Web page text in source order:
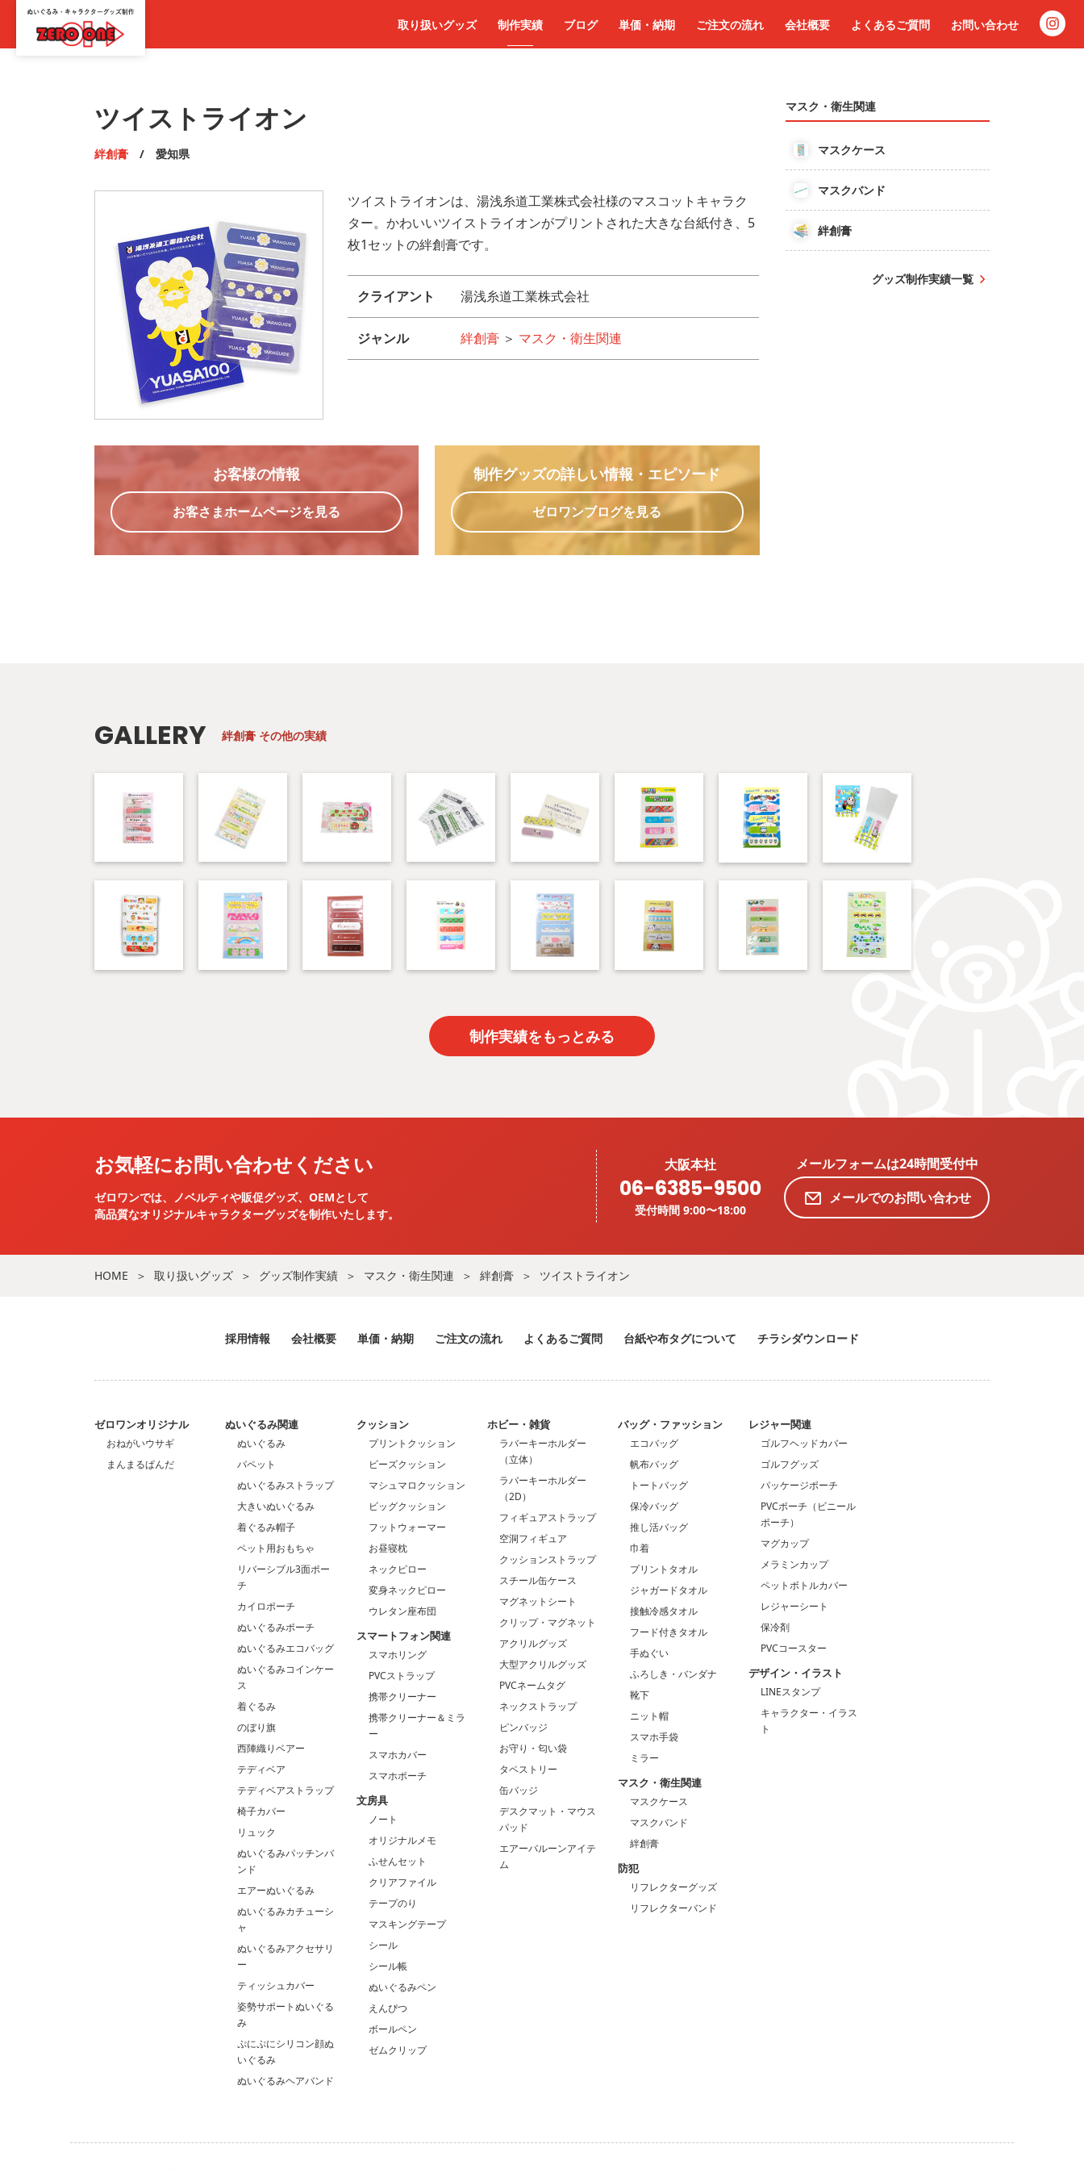
取り扱いグッズ 制作実績 ブログ 単価・納期 ご注文の流れ 会社概要 よくあるご質問 お問い合わせ
ツイストライオン
絆創膏 / 愛知県
ツイストライオンは、湯浅糸道工業株式会社様のマスコットキャラク
ター。かわいいツイストライオンがプリントされた大きな台紙付き、5
枚1セットの絆創膏です。
クライアント 湯浅糸道工業株式会社
ジャンル 絆創膏 ＞ マスク・衛生関連
お客様の情報
お客さまホームページを見る
制作グッズの詳しい情報 ・エピソード
ゼロワンブログを見る
マスク・衛生関連
マスクケース
マスクバンド
絆創膏
グッズ制作実績一覧
GALLERY 絆創膏 その他の実績
制作実績をもっとみる
お気軽にお問い合わせください
ゼロワンでは、ノベルティや販促グッズ、OEMとして
高品質なオリジナルキャラクターグッズを制作いたします。
大阪本社
06-6385-9500
受付時間 9:00〜18:00
メールフォームは24時間受付中
メールでのお問い合わせ
HOME 取り扱いグッズ グッズ制作実績 マスク・衛生関連 絆創膏 ツイストライオン
採用情報 会社概要 単価・納期 ご注文の流れ よくあるご質問 台紙や布タグについて チラシダウンロード
ゼロワンオリジナル
おねがいウサギ
まんまるぱんだ
ぬいぐるみ関連
ぬいぐるみ
パペット
ぬいぐるみストラップ
大きいぬいぐるみ
着ぐるみ帽子
ペット用おもちゃ
リバーシブル3面ポー
チ
カイロポーチ
ぬいぐるみポーチ
ぬいぐるみエコバッグ
ぬいぐるみコインケー
ス
着ぐるみ
のぼり旗
西陣織りベアー
テディベア
テディベアストラップ
椅子カバー
リュック
ぬいぐるみパッチンバ
ンド
エアーぬいぐるみ
ぬいぐるみカチューシ
ャ
ぬいぐるみアクセサリ
ー
ティッシュカバー
姿勢サポートぬいぐる
み
ぷにぷにシリコン顔ぬ
いぐるみ
ぬいぐるみヘアバンド
クッション
プリントクッション
ビーズクッション
マシュマロクッション
ビッグクッション
フットウォーマー
お昼寝枕
ネックピロー
変身ネックピロー
ウレタン座布団
スマートフォン関連
スマホリング
PVCストラップ
携帯クリーナー
携帯クリーナー＆ミラ
ー
スマホカバー
スマホポーチ
文房具
ノート
オリジナルメモ
ふせんセット
クリアファイル
テープのり
マスキングテープ
シール
シール帳
ぬいぐるみペン
えんぴつ
ボールペン
ゼムクリップ
ホビー・雑貨
ラバーキーホルダー
（立体）
ラバーキーホルダー
（2D）
フィギュアストラップ
空洞フィギュア
クッションストラップ
スチール缶ケース
マグネットシート
クリップ・マグネット
アクリルグッズ
大型アクリルグッズ
PVCネームタグ
ネックストラップ
ピンバッジ
お守り・匂い袋
タペストリー
缶バッジ
デスクマット・マウス
パッド
エアーバルーンアイテ
ム
バッグ・ファッション
エコバッグ
帆布バッグ
トートバッグ
保冷バッグ
推し活バッグ
巾着
プリントタオル
ジャガードタオル
接触冷感タオル
フード付きタオル
手ぬぐい
ふろしき・バンダナ
靴下
ニット帽
スマホ手袋
ミラー
マスク・衛生関連
マスクケース
マスクバンド
絆創膏
防犯
リフレクターグッズ
リフレクターバンド
レジャー関連
ゴルフヘッドカバー
ゴルフグッズ
パッケージポーチ
PVCポーチ（ビニール
ポーチ）
マグカップ
メラミンカップ
ペットボトルカバー
レジャーシート
保冷剤
PVCコースター
デザイン・イラスト
LINEスタンプ
キャラクター・イラス
ト